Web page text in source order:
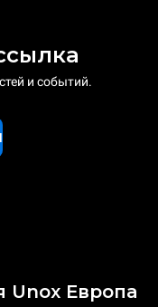
и событий.
Unox Европа